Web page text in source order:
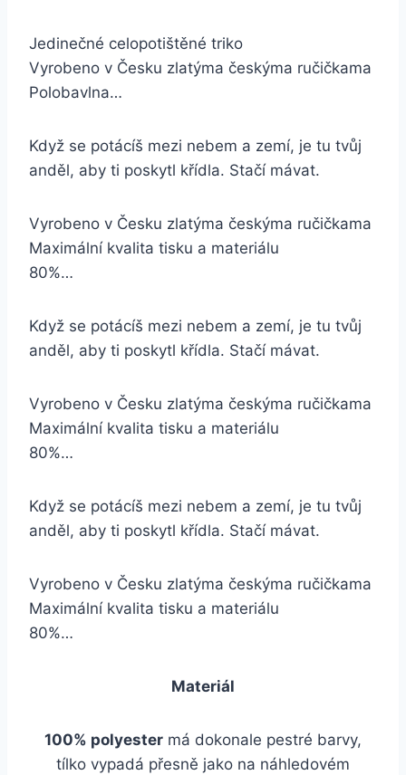
Jedinečné celopotištěné triko
Vyrobeno v Česku zlatýma českýma ručičkama
Polobavlna…
Když se potácíš mezi nebem a zemí, je tu tvůj
anděl, aby ti poskytl křídla. Stačí mávat.
Vyrobeno v Česku zlatýma českýma ručičkama
Maximální kvalita tisku a materiálu
80%…
Když se potácíš mezi nebem a zemí, je tu tvůj
anděl, aby ti poskytl křídla. Stačí mávat.
Vyrobeno v Česku zlatýma českýma ručičkama
Maximální kvalita tisku a materiálu
80%…
Když se potácíš mezi nebem a zemí, je tu tvůj
anděl, aby ti poskytl křídla. Stačí mávat.
Vyrobeno v Česku zlatýma českýma ručičkama
Maximální kvalita tisku a materiálu
80%…
Materiál
100% polyester má dokonale pestré barvy,
tílko vypadá přesně jako na náhledovém